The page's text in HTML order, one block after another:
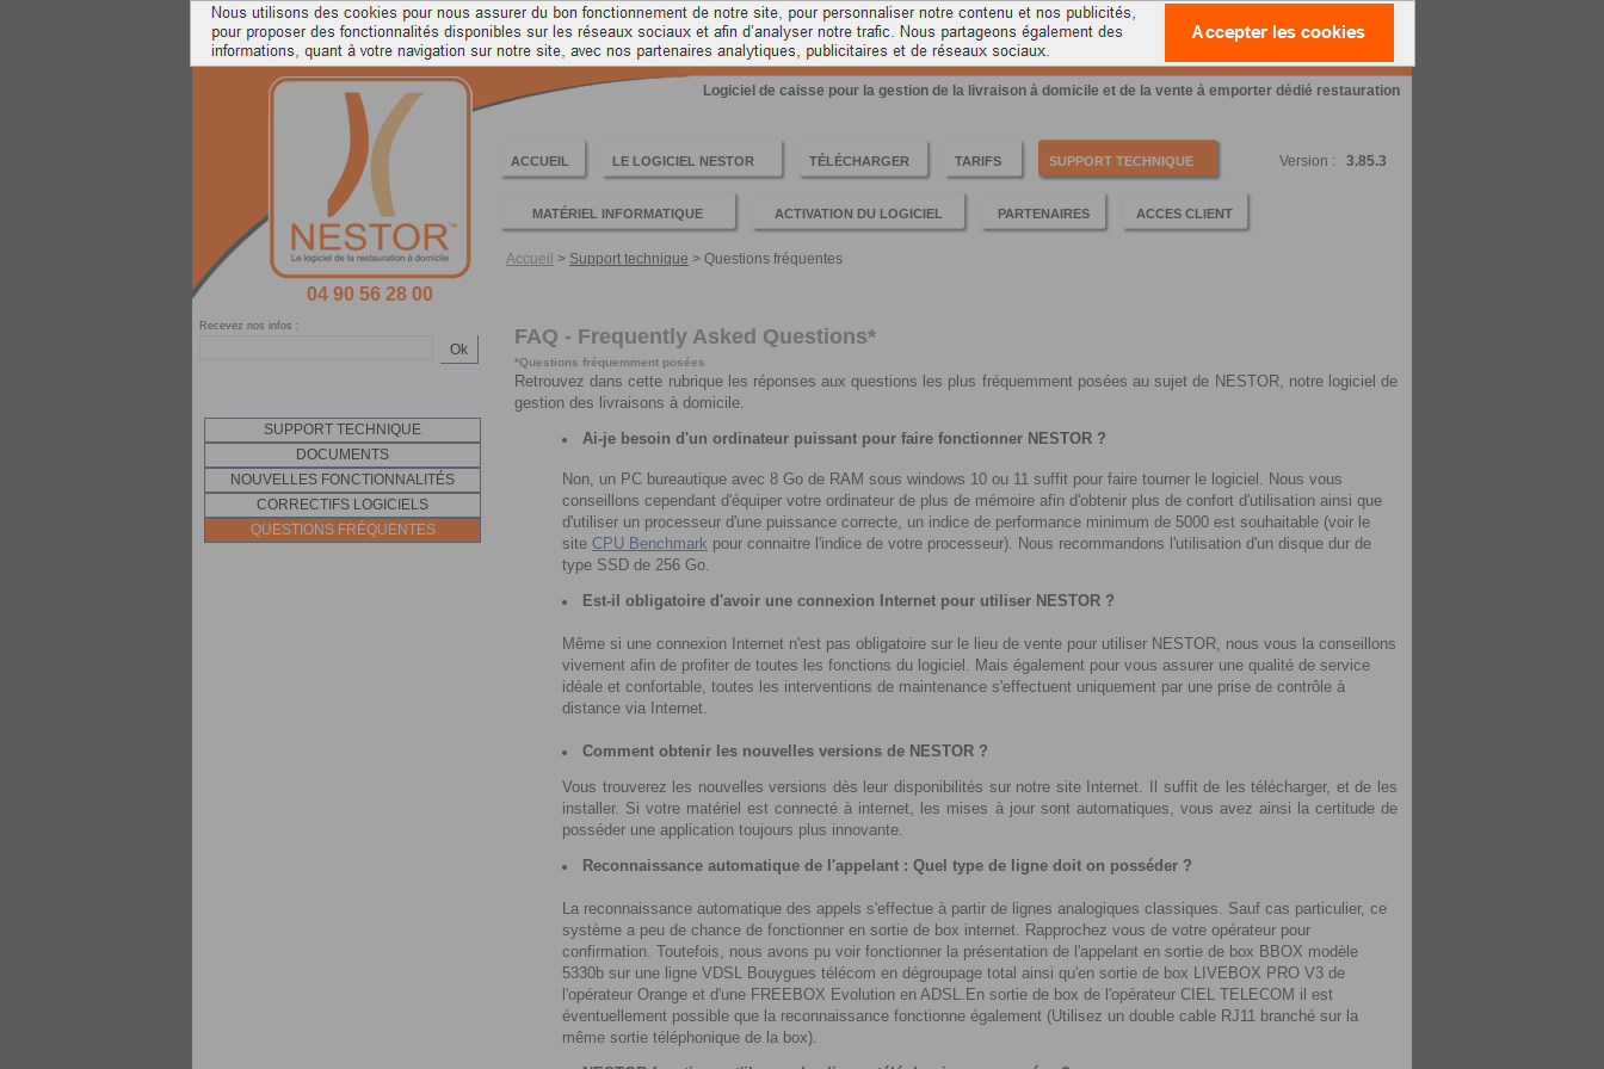
04 90 56 28 00
Ok
Logiciel de caisse pour la gestion de la livraison à domicile et de la vente à emporter dédié restauration
Version : 3.85.3
Accueil > Support technique > Questions fréquentes
FAQ - Frequently Asked Questions*
*Questions fréquemment posées
Retrouvez dans cette rubrique les réponses aux questions les plus fréquemment posées au sujet de NESTOR, notre logiciel de
gestion des livraisons à domicile.
Ai-je besoin d'un ordinateur puissant pour faire fonctionner NESTOR ?
Non, un PC bureautique avec 8 Go de RAM sous windows 10 ou 11 suffit pour faire tourner le logiciel. Nous vous
conseillons cependant d'équiper votre ordinateur de plus de mémoire afin d'obtenir plus de confort d'utilisation ainsi que
d'utiliser un processeur d'une puissance correcte, un indice de performance minimum de 5000 est souhaitable (voir le
site CPU Benchmark pour connaitre l'indice de votre processeur). Nous recommandons l'utilisation d'un disque dur de
type SSD de 256 Go.
Est-il obligatoire d'avoir une connexion Internet pour utiliser NESTOR ?
Même si une connexion Internet n'est pas obligatoire sur le lieu de vente pour utiliser NESTOR, nous vous la conseillons
vivement afin de profiter de toutes les fonctions du logiciel. Mais également pour vous assurer une qualité de service
idéale et confortable, toutes les interventions de maintenance s'effectuent uniquement par une prise de contrôle à
distance via Internet.
Comment obtenir les nouvelles versions de NESTOR ?
Vous trouverez les nouvelles versions dès leur disponibilités sur notre site Internet. Il suffit de les télécharger, et de les
installer. Si votre matériel est connecté à internet, les mises à jour sont automatiques, vous avez ainsi la certitude de
posséder une application toujours plus innovante.
Reconnaissance automatique de l'appelant : Quel type de ligne doit on posséder ?
La reconnaissance automatique des appels s'effectue à partir de lignes analogiques classiques. Sauf cas particulier, ce
système a peu de chance de fonctionner en sortie de box internet. Rapprochez vous de votre opérateur pour
confirmation. Toutefois, nous avons pu voir fonctionner la présentation de l'appelant en sortie de box BBOX modèle
5330b sur une ligne VDSL Bouygues télécom en dégroupage total ainsi qu'en sortie de box LIVEBOX PRO V3 de
l'opérateur Orange et d'une FREEBOX Evolution en ADSL.En sortie de box de l'opérateur CIEL TELECOM il est
éventuellement possible que la reconnaissance fonctionne également (Utilisez un double cable RJ11 branché sur la
même sortie téléphonique de la box).
LOGICIEL PC DE CAISSE ENREGISTREUSE POUR LA GESTION DE LA LIVRAISON A DOMICILE ET DE LA VENTE A EMPORTER
Recevez nos infos :
MATÉRIEL INFORMATIQUE ACTIVATION DU LOGICIEL PARTENAIRES ACCES CLIENT
ACCUEIL LE LOGICIEL NESTOR TÉLÉCHARGER TARIFS SUPPORT TECHNIQUE
SUPPORT TECHNIQUE
DOCUMENTS
NOUVELLES FONCTIONNALITÉS
CORRECTIFS LOGICIELS
QUESTIONS FRÉQUENTES